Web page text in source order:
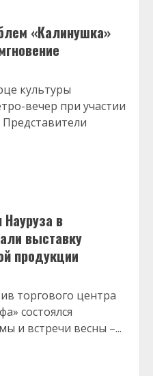
«Калинушка»
культуры
вечер при участии
в
выставку
продукции
торгового центра
состоялся
и встречи весны –...